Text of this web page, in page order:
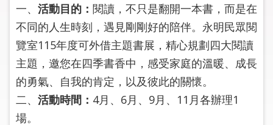
市
圖
線
上
申
請
一、 活動目的： 閱讀，不只是翻開一本書，而是在
不同的人生時刻，遇見剛剛好的陪伴。永明民眾閱
覽室115年度可外借主題書展，精心規劃四大閱讀
主題，邀您在四季書香中，感受家庭的溫暖、成長
的勇氣、自我的肯定，以及彼此的關懷。
二、 活動時間： 4月、6月、9月、11月各辦理1
場。